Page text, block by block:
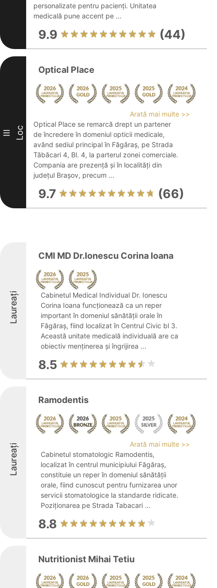
personalizate pentru pacienți. Unitatea
medicală pune accent pe ...
9.9 (44)
III Loc
Optical Place
Arată mai multe >>
Optical Place se remarcă drept un partener
de încredere în domeniul opticii medicale,
având sediul principal în Făgăraș, pe Strada
Tăbăcari 4, Bl. 4, la parterul zonei comerciale.
Compania are prezență și în localități din
județul Brașov, precum ...
9.7 (66)
Laureați
CMI MD Dr.Ionescu Corina Ioana
Cabinetul Medical Individual Dr. Ionescu
Corina Ioana funcționează ca un reper
important în domeniul sănătății orale în
Făgăraș, fiind localizat în Centrul Civic bl 3.
Această unitate medicală individuală are ca
obiectiv menținerea și îngrijirea ...
8.5
Laureați
Ramodentis
Arată mai multe >>
Cabinetul stomatologic Ramodentis,
localizat în centrul municipiului Făgăraș,
constituie un reper în domeniul sănătății
orale, fiind cunoscut pentru furnizarea unor
servicii stomatologice la standarde ridicate.
Poziționarea pe Strada Tabacari ...
8.8
Nutritionist Mihai Tetiu